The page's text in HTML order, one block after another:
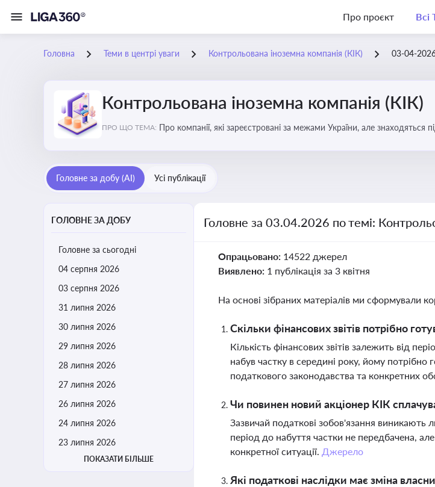
Про проєкт Всі
Головна Теми в центрі уваги Контрольована іноземна компанія (КІК) 03-04-
Контрольована іноземна компанія (КІК)
ПРО ЩО ТЕМА: Про компанії, які зареєстровані за межами України, але знаходяться
Головне за добу (AI) Усі публікації
ГОЛОВНЕ ЗА ДОБУ
Головне за сьогодні
04 серпня 2026
03 серпня 2026
31 липня 2026
30 липня 2026
29 липня 2026
28 липня 2026
27 липня 2026
26 липня 2026
24 липня 2026
23 липня 2026
ПОКАЗАТИ БІЛЬШЕ
Головне за 03.04.2026 по темі:
Опрацьовано: 14522 джерел
Виявлено: 1 публікація за 3 квітня
На основі зібраних матеріалів ми сформували
Скільки фінансових звітів потрібно
Кількість фінансових звітів залежить від
набув частку в середині року, йому потрібно
податкового законодавства та конкретних
Чи повинен новий акціонер КІК
Зазвичай податкові зобов'язання виникають
період до набуття частки не передбачена,
конкретної ситуації. Джерело
Які податкові наслідки має зміна